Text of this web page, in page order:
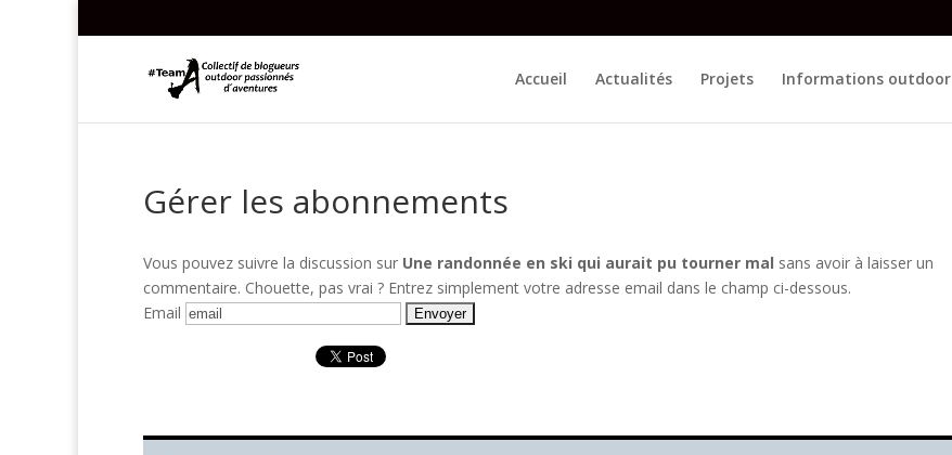
Accueil Actualités Projets Informations outdoor
Gérer les abonnements
Vous pouvez suivre la discussion sur Une randonnée en ski qui aurait pu tourner mal sans avoir à laisser un
commentaire. Chouette, pas vrai ? Entrez simplement votre adresse email dans le champ ci-dessous.
Email